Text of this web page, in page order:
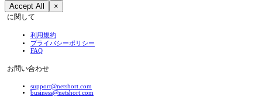
Accept All ×
に関して
利用規約
プライバシーポリシー
FAQ
お問い合わせ
support@netshort.com
business@netshort.com